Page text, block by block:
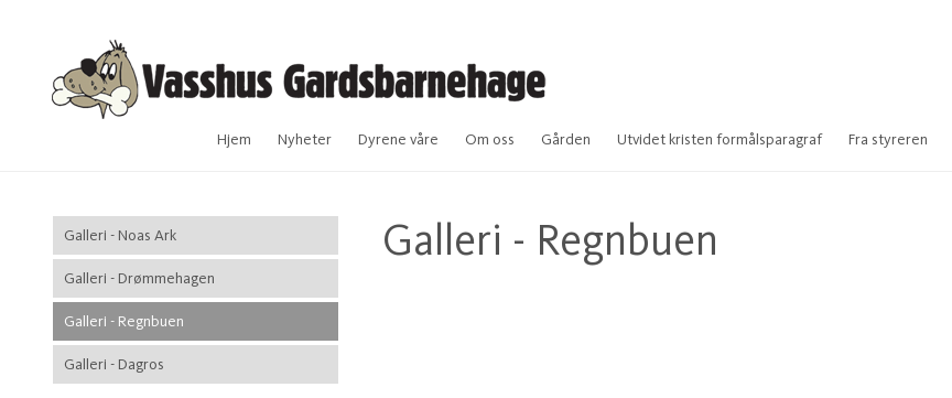
Hjem Nyheter Dyrene våre Om oss Gården Utvidet kristen formålsparagraf Fra styreren
Galleri - Noas Ark
Galleri - Drømmehagen
Galleri - Regnbuen
Galleri - Dagros
Galleri - Regnbuen